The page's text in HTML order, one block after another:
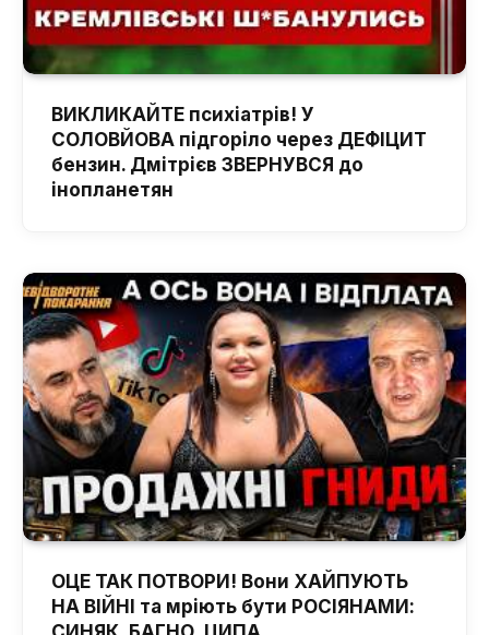
ВИКЛИКАЙТЕ психіатрів! У
СОЛОВЙОВА підгоріло через ДЕФІЦИТ
бензин. Дмітрієв ЗВЕРНУВСЯ до
інопланетян
ОЦЕ ТАК ПОТВОРИ! Вони ХАЙПУЮТЬ
НА ВІЙНІ та мріють бути РОСІЯНАМИ: